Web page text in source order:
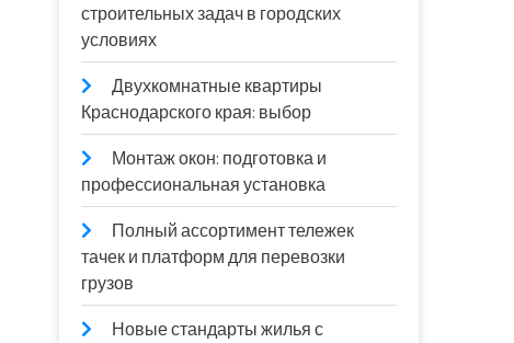
строительных задач в городских
условиях
Двухкомнатные квартиры
Краснодарского края: выбор
Монтаж окон: подготовка и
профессиональная установка
Полный ассортимент тележек
тачек и платформ для перевозки
грузов
Новые стандарты жилья с